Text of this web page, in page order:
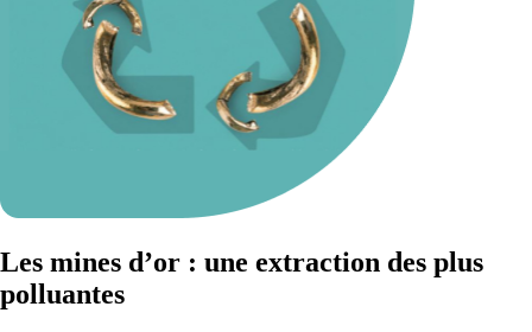
Les mines d’or : une extraction des plus
polluantes